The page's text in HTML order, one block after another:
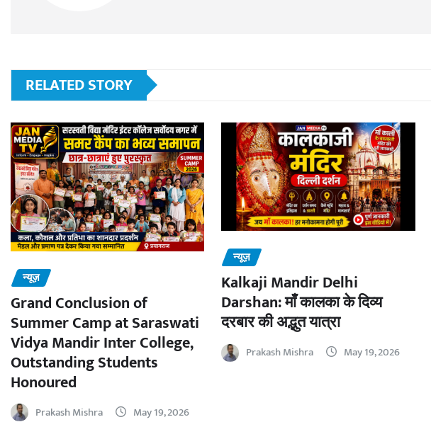
RELATED STORY
न्यूज़
Grand Conclusion of
Summer Camp at Saraswati
Vidya Mandir Inter College,
Outstanding Students
Honoured
Prakash Mishra May 19, 2026
न्यूज़
Kalkaji Mandir Delhi
Darshan: माँ कालका के दिव्य
दरबार की अद्भुत यात्रा
Prakash Mishra May 19, 2026